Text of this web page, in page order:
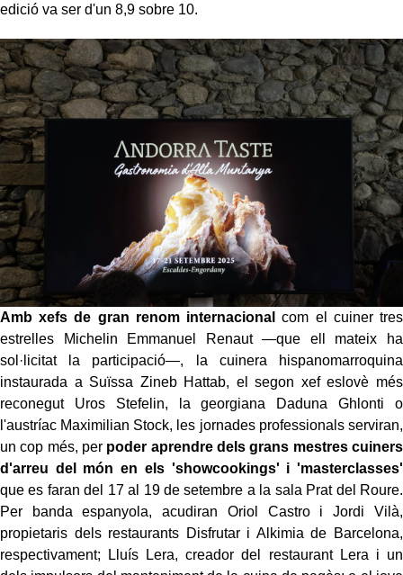
edició va ser d'un 8,9 sobre 10.
Amb xefs de gran renom internacional
com el cuiner tres
estrelles Michelin Emmanuel Renaut —que ell mateix ha
sol·licitat la participació—, la cuinera hispanomarroquina
instaurada a Suïssa Zineb Hattab, el segon xef eslovè més
reconegut Uros Stefelin, la georgiana Daduna Ghlonti o
l'austríac Maximilian Stock, les jornades professionals serviran,
un cop més, per poder aprendre dels grans mestres cuiners
d'arreu del món en els 'showcookings' i 'masterclasses'
que es faran del 17 al 19 de setembre a la sala Prat del Roure.
Per banda espanyola, acudiran Oriol Castro i Jordi Vilà,
propietaris dels restaurants Disfrutar i Alkimia de Barcelona,
respectivament; Lluís Lera, creador del restaurant Lera i un